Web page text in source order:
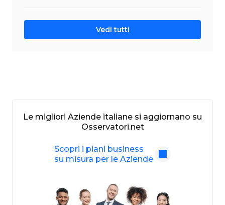
Vedi tutti
Le migliori Aziende italiane si aggiornano su
Osservatori.net
Scopri i piani business
su misura per le Aziende